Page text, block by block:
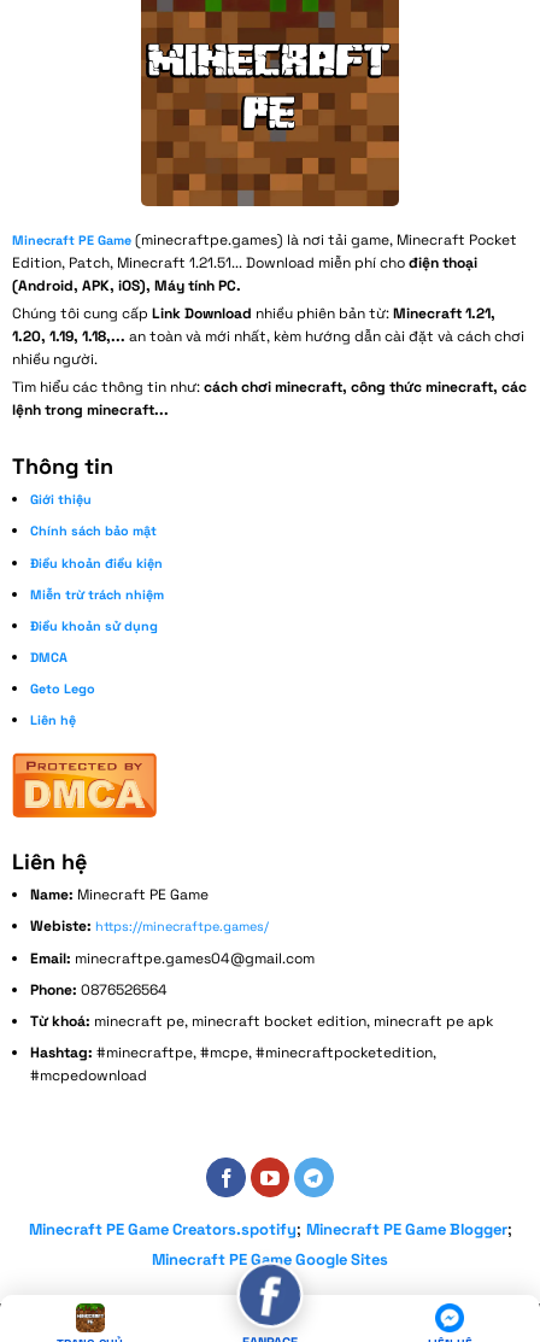
Minecraft PE Game(minecraftpe.games) là nơi tải game, Minecraft Pocket
Edition, Patch, Minecraft 1.21.51... Download miễn phí chođiện thoại
(Android, APK, iOS), Máy tính PC.
Chúng tôi cung cấp Link Download nhiều phiên bản từ:Minecraft 1.21,
1.20, 1.19, 1.18,... an toàn và mới nhất, kèm hướng dẫn cài đặt và cách chơi
nhiều người.
Tìm hiểu các thông tin như:cách chơi minecraft, công thức minecraft, các
lệnh trong minecraft...
Thông tin
Giới thiệu
Chính sách bảo mật
Điều khoản điều kiện
Miễn trừ trách nhiệm
Điều khoản sử dụng
DMCA
Geto Lego
Liên hệ
Liên hệ
Name: Minecraft PE Game
Webiste:https://minecraftpe.games/
Email: minecraftpe.games04@gmail.com
Phone:0876526564
Từ khoá: minecraft pe, minecraft bocket edition, minecraft pe apk
Hashtag: #minecraftpe, #mcpe, #minecraftpocketedition,
#mcpedownload
Minecraft PE Game Creators.spotify; Minecraft PE Game Blogger;
Minecraft PE Game Google Sites
Copyright 2026 ©minecraftpe.games